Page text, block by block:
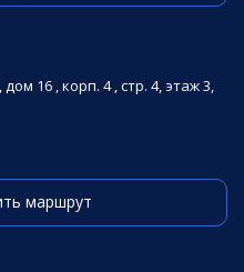
16 , корп. 4 , стр. 4, этаж 3,
маршрут